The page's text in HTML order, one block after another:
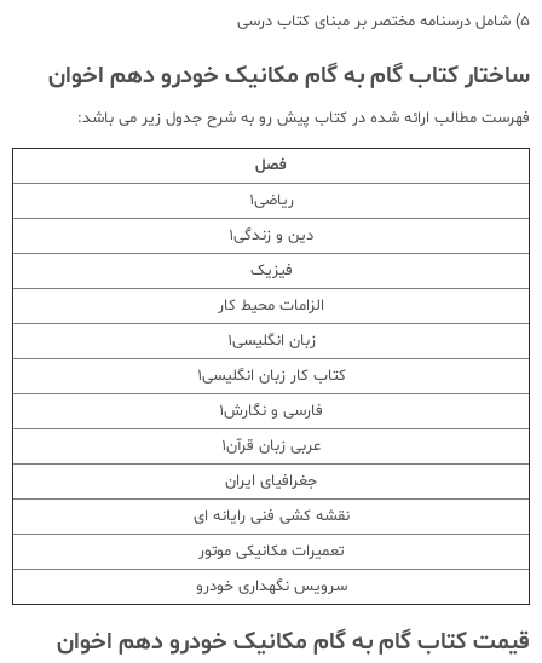
5) شامل درسنامه مختصر بر مبنای کتاب درسی
ساختار کتاب گام به گام مکانیک خودرو دهم اخوان
فهرست مطالب ارائه شده در کتاب پیش رو به شرح جدول زیر می باشد:
فصل
ریاضی1
دین و زندگی1
فیزیک
الزامات محیط کار
زبان انگلیسی1
کتاب کار زبان انگلیسی1
فارسی و نگارش1
عربی زبان قرآن1
جغرافیای ایران
نقشه کشی فنی رایانه ای
تعمیرات مکانیکی موتور
سرویس نگهداری خودرو
قیمت کتاب گام به گام مکانیک خودرو دهم اخوان